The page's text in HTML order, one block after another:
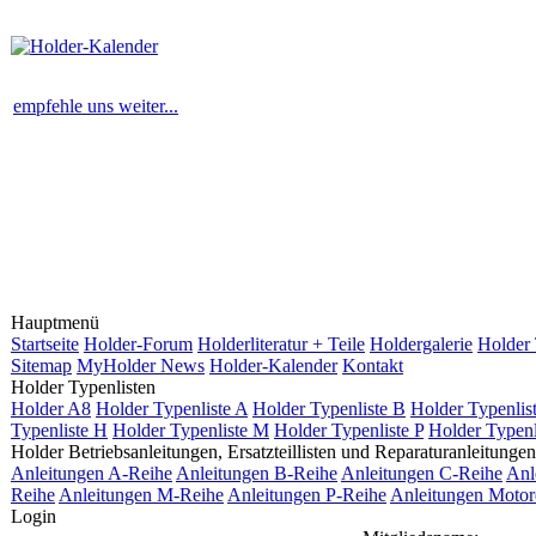
empfehle uns weiter...
Hauptmenü
Startseite Holder-Forum Holderliteratur + Teile Holdergalerie Holder
Sitemap MyHolder News Holder-Kalender Kontakt
Holder Typenlisten
Holder A8 Holder Typenliste A Holder Typenliste B Holder
Typenliste H Holder Typenliste M Holder Typenliste P Holder
Holder Betriebsanleitungen, Ersatzteillisten und Reparaturanleitungen
Anleitungen A-Reihe Anleitungen B-Reihe Anleitungen C-Reihe
Reihe Anleitungen M-Reihe Anleitungen P-Reihe Anleitungen
Login